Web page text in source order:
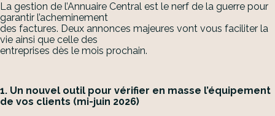
La gestion de l’Annuaire Central est le nerf de la guerre pour
garantir l’acheminement
des factures. Deux annonces majeures vont vous faciliter la
vie ainsi que celle des
entreprises dès le mois prochain.
1. Un nouvel outil pour vérifier en masse l’équipement
de vos clients (mi-juin 2026)